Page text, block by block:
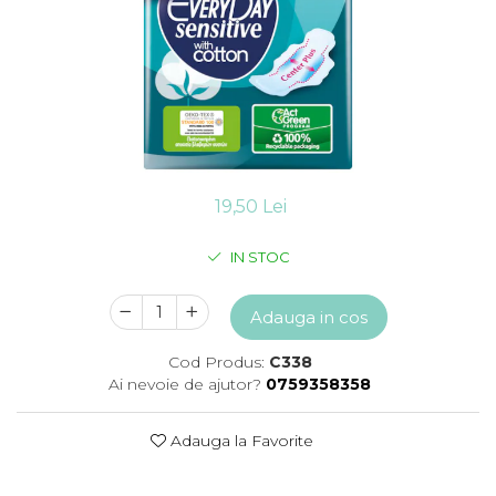
Solutii suprafete bucatarie
Prosoape de hartie si servetele
Bureti vase si lavete
Folii si pungi alimentare
Vesela de unica folosinta
intretinere masina spalat vase
Rezerve filtru Cafea
Produse curatenie baie
Dezinfectat toaleta
Detartrant toaleta
19,50 Lei
IN STOC
Adauga in cos
Cod Produs: C338
Ai nevoie de ajutor? 0759358358
Adauga la Favorite